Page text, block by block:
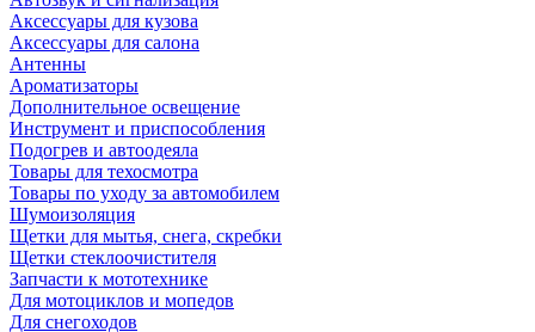
Аксессуары для кузова
Аксессуары для салона
Антенны
Ароматизаторы
Дополнительное освещение
Инструмент и приспособления
Подогрев и автоодеяла
Товары для техосмотра
Товары по уходу за автомобилем
Шумоизоляция
Щетки для мытья, снега, скребки
Щетки стеклоочистителя
Запчасти к мототехнике
Для мотоциклов и мопедов
Для снегоходов